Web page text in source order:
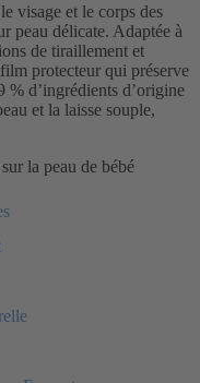
visage et le corps des
peau délicate. Adaptée à
de tiraillement et
protecteur qui préserve
% d’ingrédients d’origine
et la laisse souple,
la peau de bébé